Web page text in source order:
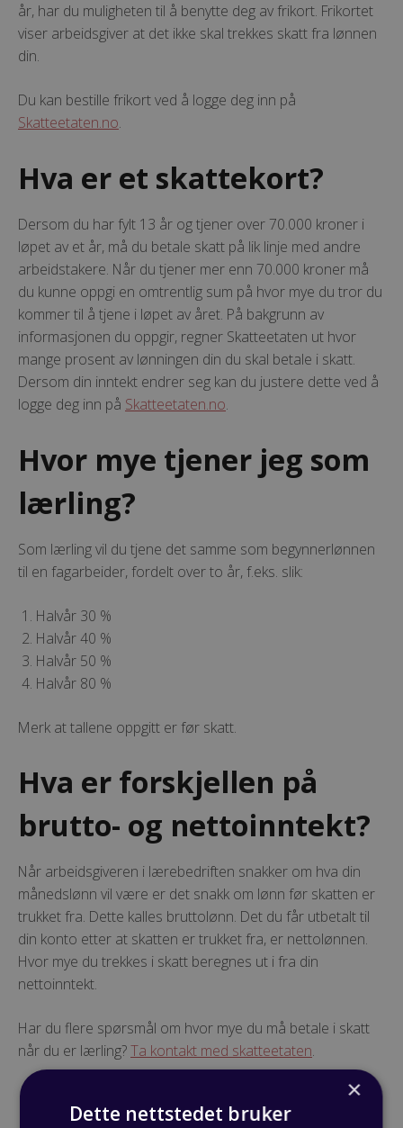
år, har du muligheten til å benytte deg av frikort. Frikortet
viser arbeidsgiver at det ikke skal trekkes skatt fra lønnen
din.
Du kan bestille frikort ved å logge deg inn på
Skatteetaten.no.
Hva er et skattekort?
Dersom du har fylt 13 år og tjener over 70.000 kroner i
løpet av et år, må du betale skatt på lik linje med andre
arbeidstakere. Når du tjener mer enn 70.000 kroner må
du kunne oppgi en omtrentlig sum på hvor mye du tror du
kommer til å tjene i løpet av året. På bakgrunn av
informasjonen du oppgir, regner Skatteetaten ut hvor
mange prosent av lønningen din du skal betale i skatt.
Dersom din inntekt endrer seg kan du justere dette ved å
logge deg inn på Skatteetaten.no.
Hvor mye tjener jeg som
lærling?
Som lærling vil du tjene det samme som begynnerlønnen
til en fagarbeider, fordelt over to år, f.eks. slik:
Halvår 30 %
Halvår 40 %
Halvår 50 %
Halvår 80 %
Merk at tallene oppgitt er før skatt.
Hva er forskjellen på
brutto- og nettoinntekt?
Når arbeidsgiveren i lærebedriften snakker om hva din
månedslønn vil være er det snakk om lønn før skatten er
trukket fra. Dette kalles bruttolønn. Det du får utbetalt til
din konto etter at skatten er trukket fra, er nettolønnen.
Hvor mye du trekkes i skatt beregnes ut i fra din
nettoinntekt.
Har du flere spørsmål om hvor mye du må betale i skatt
når du er lærling?Ta kontakt med skatteetaten.
×
Dette nettstedet bruker